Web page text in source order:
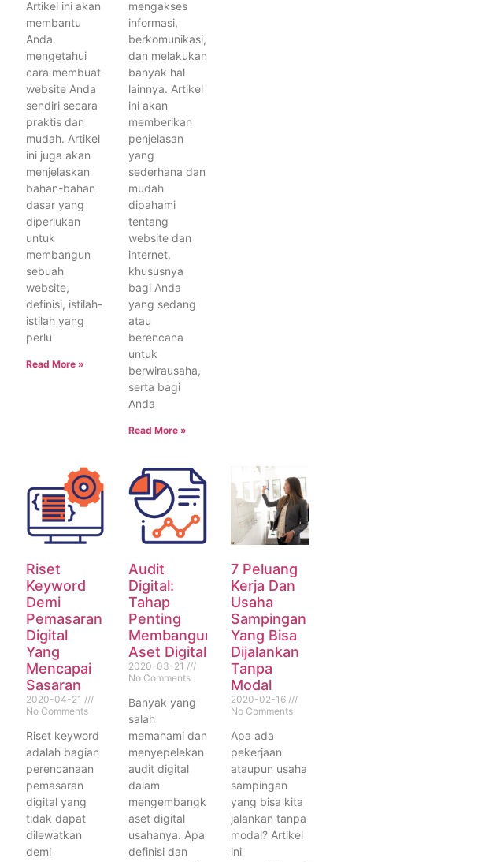
Artikel ini akan
membantu
Anda
mengetahui
cara membuat
website Anda
sendiri secara
praktis dan
mudah. Artikel
ini juga akan
menjelaskan
bahan-bahan
dasar yang
diperlukan
untuk
membangun
sebuah
website,
definisi, istilah-
istilah yang
perlu
Read More »
mengakses
informasi,
berkomunikasi,
dan melakukan
banyak hal
lainnya. Artikel
ini akan
memberikan
penjelasan
yang
sederhana dan
mudah
dipahami
tentang
website dan
internet,
khususnya
bagi Anda
yang sedang
atau
berencana
untuk
berwirausaha,
serta bagi
Anda
Read More »
Riset
Keyword
Demi
Pemasaran
Digital
Yang
Mencapai
Sasaran
2020-04-21
No Comments
Riset keyword
adalah bagian
perencanaan
pemasaran
digital yang
tidak dapat
dilewatkan
demi
Audit
Digital:
Tahap
Penting
Membangun
Aset Digital
2020-03-21
No Comments
Banyak yang
salah
memahami dan
menyepelekan
audit digital
dalam
mengembangkan
aset digital
usahanya. Apa
definisi dan
7 Peluang
Kerja Dan
Usaha
Sampingan
Yang Bisa
Dijalankan
Tanpa
Modal
2020-02-16
No Comments
Apa ada
pekerjaan
ataupun usaha
sampingan
yang bisa kita
jalankan tanpa
modal? Artikel
ini